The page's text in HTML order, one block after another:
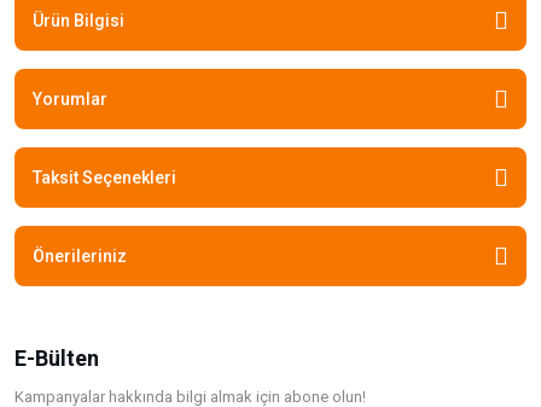
Ürün Bilgisi
Yorumlar
Taksit Seçenekleri
Önerileriniz
E-Bülten
Kampanyalar hakkında bilgi almak için abone olun!